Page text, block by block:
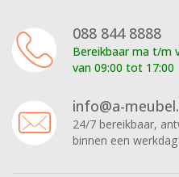
088 844 8888
Bereikbaar ma t/m
van 09:00 tot 17:00
info@a-
24/7 bereikbaar,
binnen een werkdag